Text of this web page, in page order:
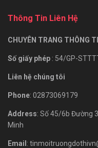
Thông Tin Liên Hệ
CHUYÊN TRANG THÔNG
Số giấy phép : 54/GP-
Liên hệ chúng tôi
Phone: 02873069179
Address: Số 45/6b Đường
Minh
Email :